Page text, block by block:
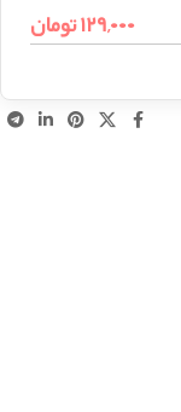
۱۲۹,۰۰۰تومان